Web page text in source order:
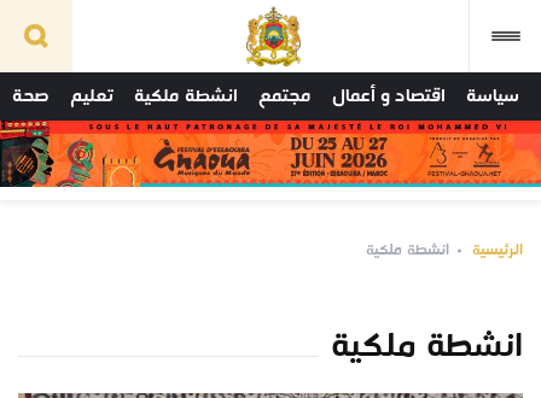
سياسة اقتصاد و أعمال مجتمع انشطة ملكية تعليم صحة
الرئيسية انشطة ملكية
انشطة ملكية